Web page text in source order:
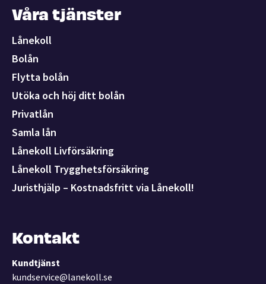
Våra tjänster
Lånekoll
Bolån
Flytta bolån
Utöka och höj ditt bolån
Privatlån
Samla lån
Lånekoll Livförsäkring
Lånekoll Trygghetsförsäkring
Juristhjälp – Kostnadsfritt via Lånekoll!
Kontakt
Kundtjänst
kundservice@lanekoll.se